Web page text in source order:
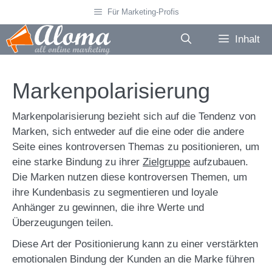
Inhalt
springen
Für Marketing-Profis
Inhalt
Markenpolarisierung
Markenpolarisierung bezieht sich auf die Tendenz von
Marken, sich entweder auf die eine oder die andere
Seite eines kontroversen Themas zu positionieren, um
eine starke Bindung zu ihrer Zielgruppe aufzubauen.
Die Marken nutzen diese kontroversen Themen, um
ihre Kundenbasis zu segmentieren und loyale
Anhänger zu gewinnen, die ihre Werte und
Überzeugungen teilen.
Diese Art der Positionierung kann zu einer verstärkten
emotionalen Bindung der Kunden an die Marke führen